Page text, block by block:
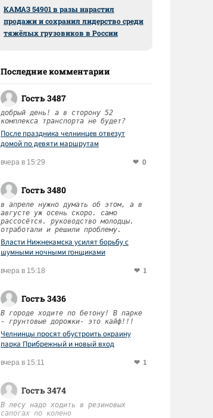
КАМАЗ 54901 в разы нарастил
продажи и сохранил лидерство среди
тяжёлых грузовиков в России
Последние комментарии
Гость 3487
добрый день! а в сторону 52
комплекса транспорта не будет?
После праздника челнинцев отвезут
домой по девяти маршрутам
вчера в 15:29 0
Гость 3480
в апреле нужно думать об этом, а в
августе уж осень скоро. само
рассосётся. руководство молодцы.
отработали и решили проблему.
Власти Нижнекамска усилят борьбу с
шумными ночными гонщиками
вчера в 15:18 1
Гость 3436
В городе ходите по бетону! В парке
- грунтовые дорожки- это кайф!!!
Челнинцы просят обустроить окраину
парка Прибрежный и новый вход
вчера в 15:11 1
Гость 3474
В лесу надо ходить в резиновых
сапогах по колено